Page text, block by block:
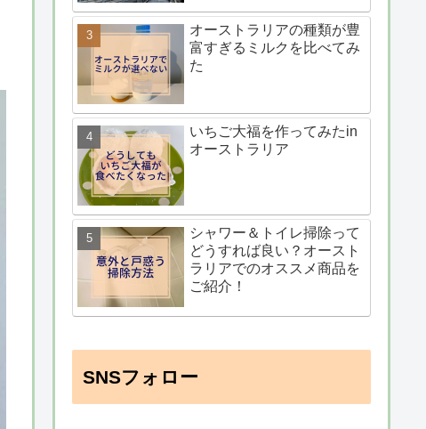
オーストラリアの種類が豊
富すぎるミルクを比べてみ
た
いちご大福を作ってみたin
オーストラリア
シャワー＆トイレ掃除って
どうすれば良い？オースト
ラリアでのオススメ商品を
ご紹介！
SNSフォロー